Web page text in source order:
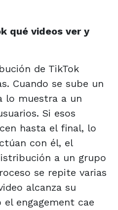
qué videos ver y
de TikTok
Cuando se sube un
lo muestra a un
Si esos
hasta el final, lo
con él, el
a un grupo
se repite varias
alcanza su
engagement cae